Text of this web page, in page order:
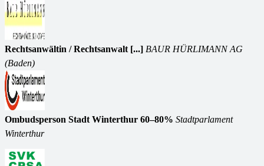
Rechtsanwältin / Rechtsanwalt [...] BAUR HÜRLIMANN AG
(Baden)
Ombudsperson Stadt Winterthur 60–80% Stadtparlament
Winterthur